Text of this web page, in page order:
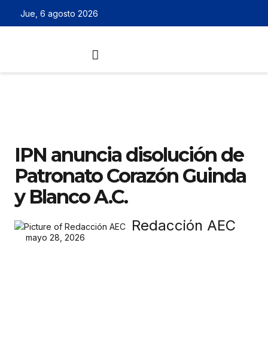
Jue, 6 agosto 2026
IPN anuncia disolución de
Patronato Corazón Guinda
y Blanco A.C.
Redacción AEC
mayo 28, 2026